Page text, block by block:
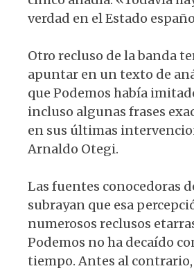
verdad en el Estado
Otro recluso de la banda
apuntar en un texto de
que Podemos había
incluso algunas frases
en sus últimas
Arnaldo Otegi.
Las fuentes conocedoras
subrayan que esa
numerosos reclusos
Podemos no ha decaído
tiempo. Antes al contrario,